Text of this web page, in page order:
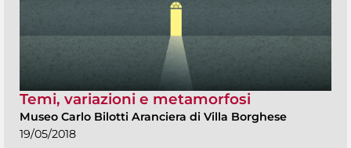
Temi, variazioni e metamorfosi
Museo Carlo Bilotti Aranciera di Villa Borghese
19/05/2018